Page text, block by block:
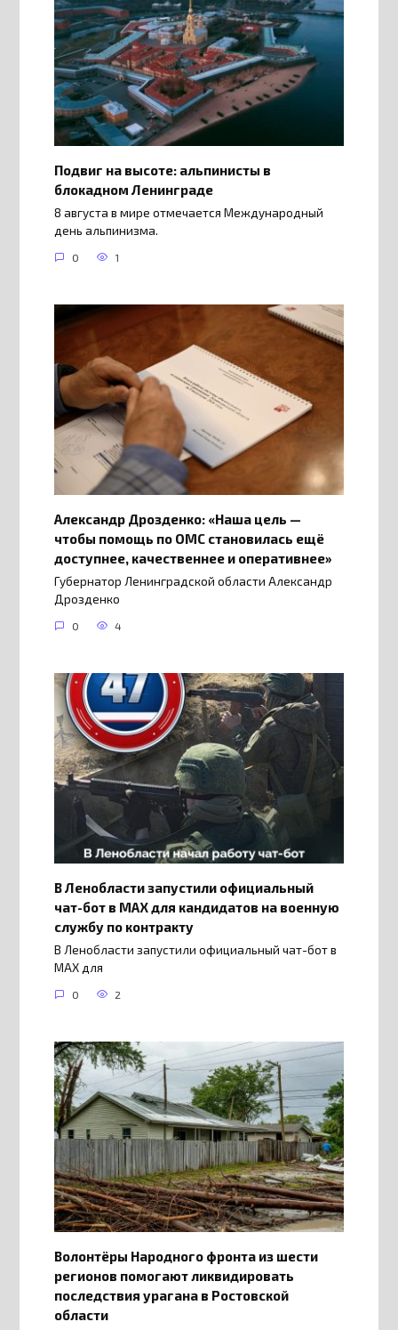
Подвиг на высоте: альпинисты в
блокадном Ленинграде
8 августа в мире отмечается Международный
день альпинизма.
0 1
Александр Дрозденко: «Наша цель —
чтобы помощь по ОМС становилась ещё
доступнее, качественнее и оперативнее»
Губернатор Ленинградской области Александр
Дрозденко
0 4
В Ленобласти запустили официальный
чат-бот в МАХ для кандидатов на военную
службу по контракту
В Ленобласти запустили официальный чат-бот в
МАХ для
0 2
Волонтёры Народного фронта из шести
регионов помогают ликвидировать
последствия урагана в Ростовской
области